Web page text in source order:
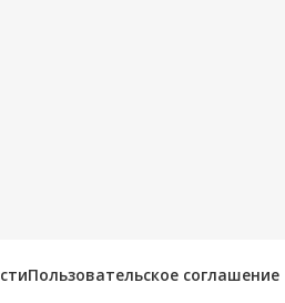
Пользовательское соглашение